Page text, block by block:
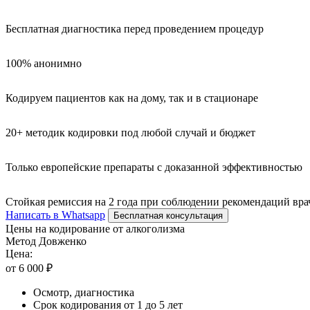
Бесплатная диагностика перед проведением процедур
100% анонимно
Кодируем пациентов как на дому, так и в стационаре
20+ методик кодировки под любой случай и бюджет
Только европейские препараты с доказанной эффективностью
Стойкая ремиссия на 2 года при соблюдении рекомендаций
Написать в Whatsapp
Бесплатная консультация
Цены на кодирование от алкоголизма
Метод Довженко
Цена:
от 6 000 ₽
Осмотр, диагностика
Срок кодирования от 1 до 5 лет